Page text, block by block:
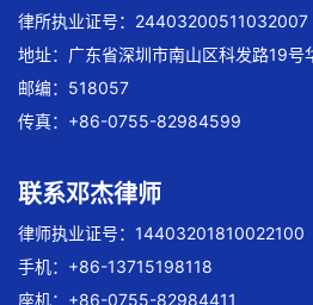
律所执业证号：24403200511032007
地址：广东省深圳市南山区科发路19号
邮编：518057
传真：+86-0755-82984599
联系邓杰律师
律师执业证号：14403201810022100
手机：+86-13715198118
座机：+86-0755-82984411